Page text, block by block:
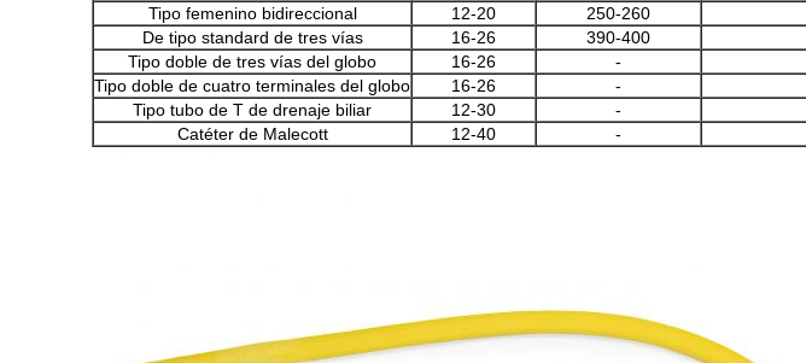
Tipo femenino bidireccional
12-20 250-260
De tipo standard de tres vías
16-26 390-400
Tipo doble de tres vías del globo
16-26 -
Tipo doble de cuatro terminales del globo
16-26 -
Tipo tubo de T de drenaje biliar
12-30 -
Catéter de Malecott
12-40 -